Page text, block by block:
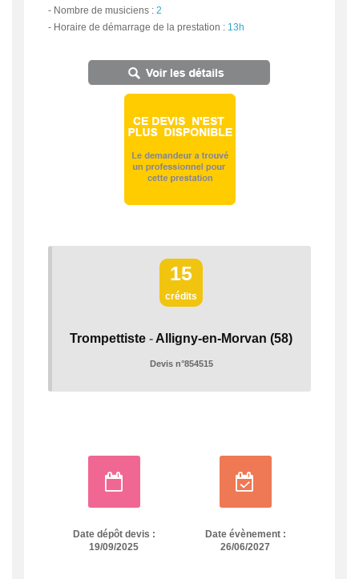
- Nombre de musiciens : 2
- Horaire de démarrage de la prestation : 13h
15
crédits
Trompettiste - Alligny-en-Morvan (58)
Devis n°854515
Date dépôt devis :
19/09/2025
Date évènement :
26/06/2027